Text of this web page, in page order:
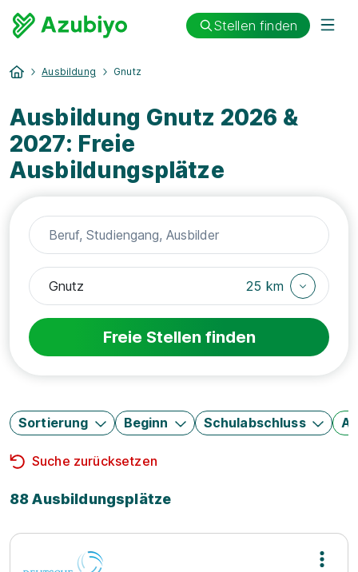
Stellen finden
Ausbildung Gnutz
Ausbildung Gnutz 2026 &
2027: Freie
Ausbildungsplätze
25 km
Freie Stellen finden
Sortierung Beginn Schulabschluss
Suche zurücksetzen
88 Ausbildungsplätze